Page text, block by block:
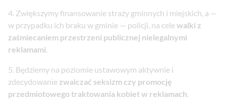
Zwiększymy finansowanie straży gminnych i miejskich, a —
w przypadku ich braku w gminie — policji, na celewalki z
zaśmiecaniem przestrzeni publicznej nielegalnymi
reklamami
Będziemy na poziomie ustawowym aktywnie i
zdecydowanie zwalczać seksizm czy promocję
przedmiotowego traktowania kobiet w reklamach